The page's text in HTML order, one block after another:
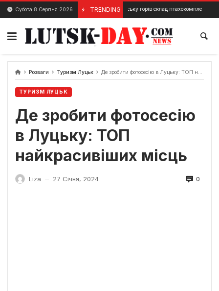
Skip
content
Субота 8 Серпня 2026 TRENDING
1 Лютого, 2024 У Нововолинську горів склад птахокомплексу 20 Грудня,
Розваги Туризм Луцьк Де зробити фотосесію в Луцьку: ТОП найкрасивіших місць
ТУРИЗМ ЛУЦЬК
Де зробити фотосесію
в Луцьку: ТОП
найкрасивіших місць
Liza — 27 Січня, 2024 0